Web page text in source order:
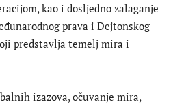
kao i dosljedno zalaganje
prava i Dejtonskog
predstavlja temelj mira i
izazova, očuvanje mira,